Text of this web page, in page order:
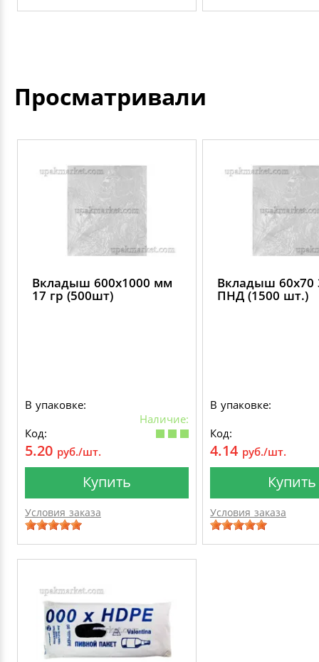
Просматривали
Вкладыш 600х1000 мм
17 гр (500шт)
В упаковке:
Наличие:
Код:
5.20 руб./шт.
Купить
Условия заказа
Вкладыш 60х70
ПНД (1500 шт.)
В упаковке:
Код:
4.14 руб./шт.
Купить
Условия заказа